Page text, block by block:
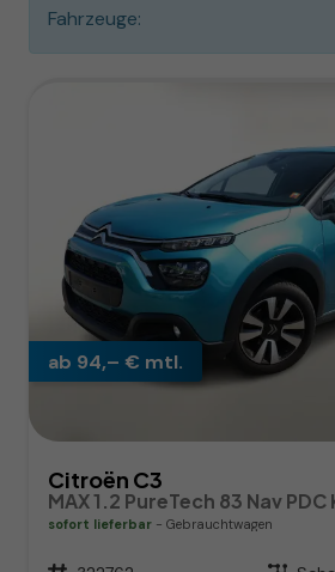
Fahrzeuge:
ab 94,– € mtl.
Citroën C3
MAX 1.2 PureTech 83 Nav PDC
sofort lieferbar Gebrauchtwagen